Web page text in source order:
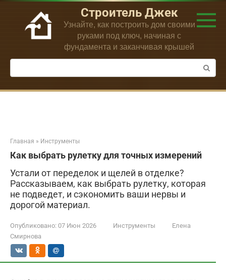
Перейти
контенту
Строитель Джек
Узнайте, как построить дом своими
руками под ключ, начиная с
фундамента и заканчивая крышей
Поиск:
Главная » Инструменты
Как выбрать рулетку для точных измерений
Устали от переделок и щелей в отделке?
Рассказываем, как выбрать рулетку, которая
не подведет, и сэкономить ваши нервы и
дорогой материал.
Опубликовано: 07 Июн 2026 Инструменты
Елена
Смирнова